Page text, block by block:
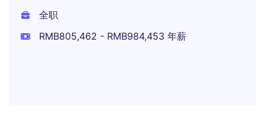
全职
RMB805,462 - RMB984,453 年薪